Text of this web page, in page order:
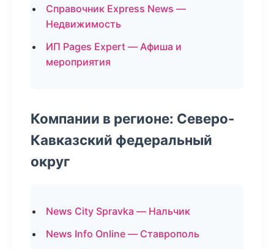
Справочник Express News —
Недвижимость
ИП Pages Expert — Афиша и
мероприятия
Компании в регионе: Северо-
Кавказский федеральный
округ
News City Spravka — Нальчик
News Info Online — Ставрополь